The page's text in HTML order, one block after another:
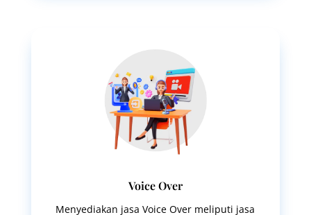
Voice Over
Menyediakan jasa Voice Over meliputi jasa